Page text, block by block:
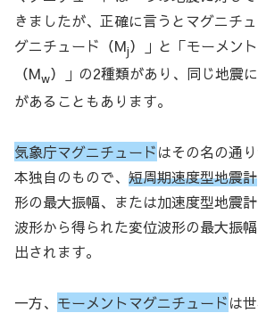
きましたが、正確に言うとマグニチ
グニチュード（Mj）」と「モーメン
（Mw）」の2種類があり、同じ地震
があることもあります。
気象庁マグニチュードはその名の通
本独自のもので、 短周期速度型地震計
形の最大振幅、または加速度型地震
波形から得られた変位波形の最大振
出されます。
一方、 モーメントマグニチュードは